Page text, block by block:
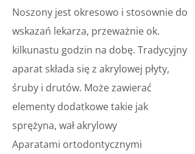
Noszony jest okresowo i stosownie do
wskazań lekarza, przeważnie ok.
kilkunastu godzin na dobę. Tradycyjny
aparat składa się z akrylowej płyty,
śruby i drutów. Może zawierać
elementy dodatkowe takie jak
sprężyna, wał akrylowy
Aparatami ortodontycznymi